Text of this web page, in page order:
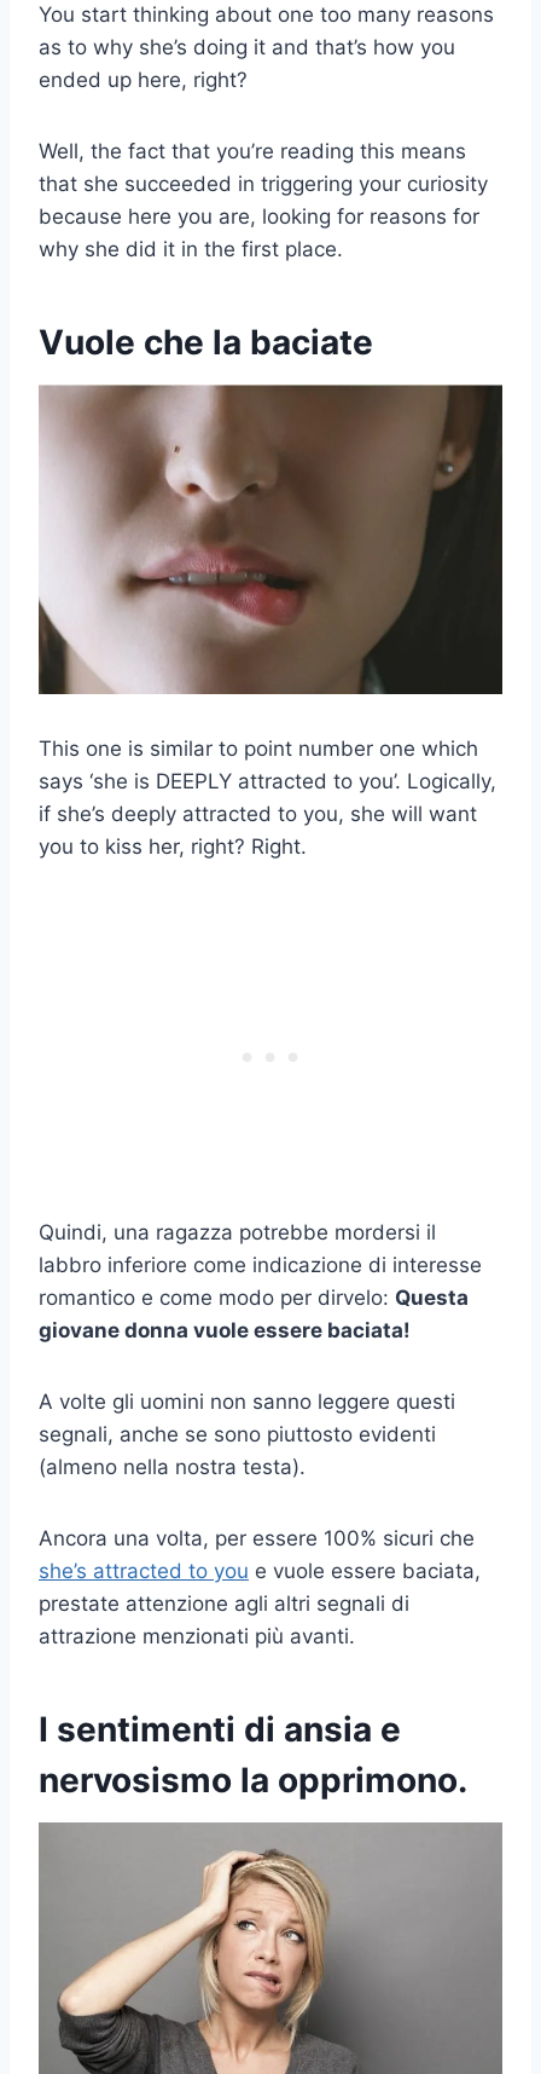
You start thinking about one too many reasons
as to why she’s doing it and that’s how you
ended up here, right?
Well, the fact that you’re reading this means
that she succeeded in triggering your curiosity
because here you are, looking for reasons for
why she did it in the first place.
Vuole che la baciate
This one is similar to point number one which
says ‘she is DEEPLY attracted to you’. Logically,
if she’s deeply attracted to you, she will want
you to kiss her, right? Right.
Quindi, una ragazza potrebbe mordersi il
labbro inferiore come indicazione di interesse
romantico e come modo per dirvelo: Questa
giovane donna vuole essere baciata!
A volte gli uomini non sanno leggere questi
segnali, anche se sono piuttosto evidenti
(almeno nella nostra testa).
Ancora una volta, per essere 100% sicuri che
she’s attracted to you e vuole essere baciata,
prestate attenzione agli altri segnali di
attrazione menzionati più avanti.
I sentimenti di ansia e
nervosismo la opprimono.